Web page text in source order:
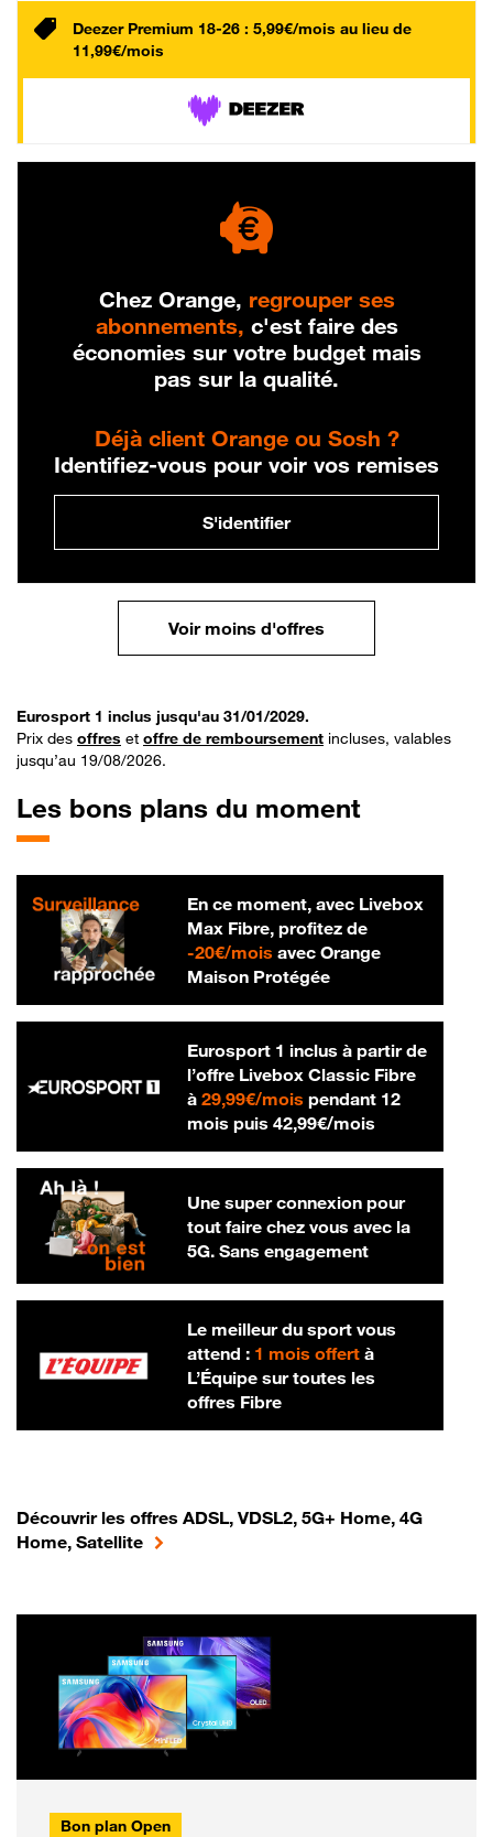
Deezer Premium 18-26 : 5,99€/mois au lieu de
11,99€/mois
Chez Orange, regrouper ses
abonnements, c'est faire des
économies sur votre budget mais
pas sur la qualité.
Déjà client Orange ou Sosh ?
Identifiez-vous pour voir vos remises
S'identifier
Voir moins d'offres
Eurosport 1 inclus jusqu'au 31/01/2029.
Prix des offres et offre de remboursement incluses, valables
jusqu’au 19/08/2026.
Les bons plans du moment
En ce moment, avec Livebox
Max Fibre, profitez de
-20€/mois20 € par mois
avec Orange
Maison Protégée
Eurosport 1 inclus à partir de
l’offre Livebox Classic Fibre
à 29,99€/mois29,99 € par mois
pendant 12
mois puis 42,99€/mois42,99 € par
Une super connexion pour
tout faire chez vous avec la
5G. Sans engagement
Le meilleur du sport vous
attend : 1 mois offertà
L’Équipe sur toutes les
offres Fibre
Découvrir les offres ADSL, VDSL2, 5G+ Home, 4G
Home, Satellite
Bon plan Open